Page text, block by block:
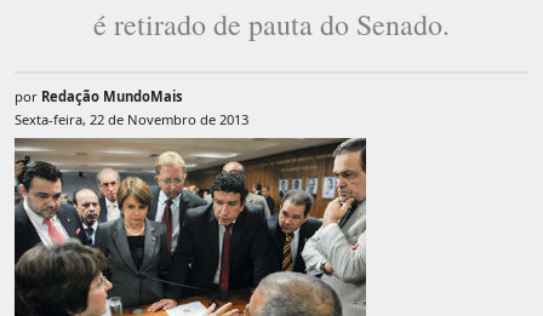
é retirado de pauta do Senado.
por Redação MundoMais
Sexta-feira, 22 de Novembro de 2013